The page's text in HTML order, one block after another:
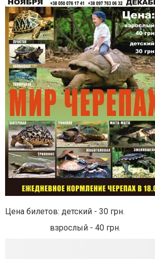
Цена билетов: детский - 30 грн.
взрослый - 40 грн.